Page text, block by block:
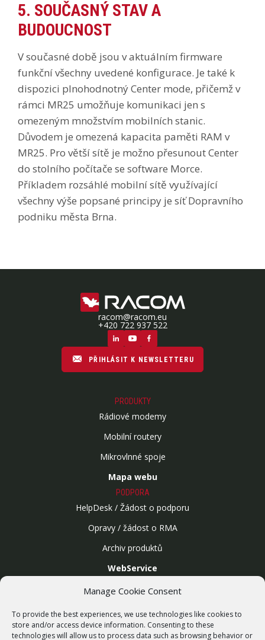
Manage Cookie Consent
To provide the best experiences, we use technologies like cookies to
store and/or access device information. Consenting to these
technologies will allow us to process data such as browsing behavior or
5. SOUČASNÝ STAV A
BUDOUCNOST
V současné době jsou v aktuálním firmware
funkční všechny uvedené konfigurace. Je také k
dispozici plnohodnotný Center mode, přičemž v
rámci MR25 umožňuje komunikaci jen s
omezeným množstvím mobilních stanic.
Důvodem je omezená kapacita paměti RAM v
MR25. Pro větší sítě je možno přesunout Center
do stolního počítače se software Morce.
Příkladem rozsáhlé mobilní sítě využívající
všechny výše popsané principy je síť Dopravního
podniku města Brna.
racom@racom.eu
+420 722 937 522
PŘIHLÁSIT K NEWSLETTERU
PRODUKTY
Rádiové modemy
Mobilní routery
Mikrovlnné spoje
Mapa webu
PODPORA
HelpDesk / Žádost o podporu
Opravy / žádost o RMA
Archiv produktů
WebService
Bezdrátové sítě
Zakázková výroba